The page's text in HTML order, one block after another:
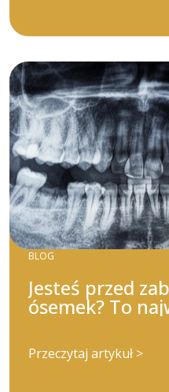
BLOG
Jesteś przed
ósemek? To
wiedzieć!
Przeczytaj artykuł >